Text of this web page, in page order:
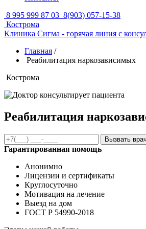
8 995 999 87 03 8(903) 057-15-38
Кострома
Клиника Сигма - горячая линия с
Главная /
Реабилитация наркозависимых
Кострома
Реабилитация
Вызвать
Гарантированная помощь
Анонимно
Лицензии и сертификаты
Круглосуточно
Мотивация на лечение
Выезд на дом
ГОСТ Р 54990-2018